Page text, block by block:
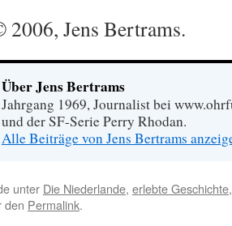
Jens Bertrams.
Über Jens Bertrams
Jahrgang 1969, Journalist bei
und der SF-Serie Perry Rhodan.
Alle Beiträge von Jens Bertrams
unter Die Niederlande, erlebte Geschichte
den Permalink.